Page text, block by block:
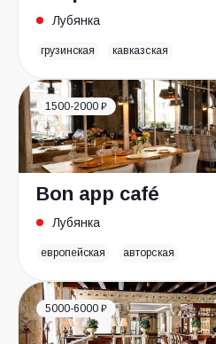
Лубянка
грузинская кавказская
1500-2000 ₽
Bon app café
Лубянка
европейская авторская
5000-6000 ₽